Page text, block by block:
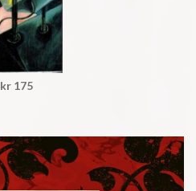
kr 175